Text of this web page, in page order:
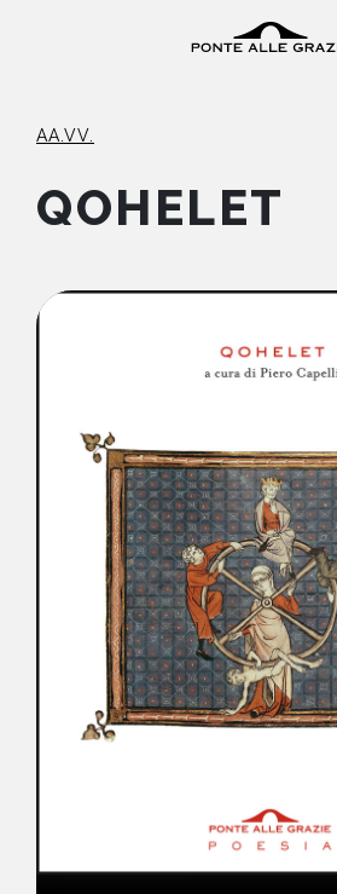
CATALOGO
AUTORI
EVENTI
NEWS
CONTATTI
AA.VV.
QOHELET